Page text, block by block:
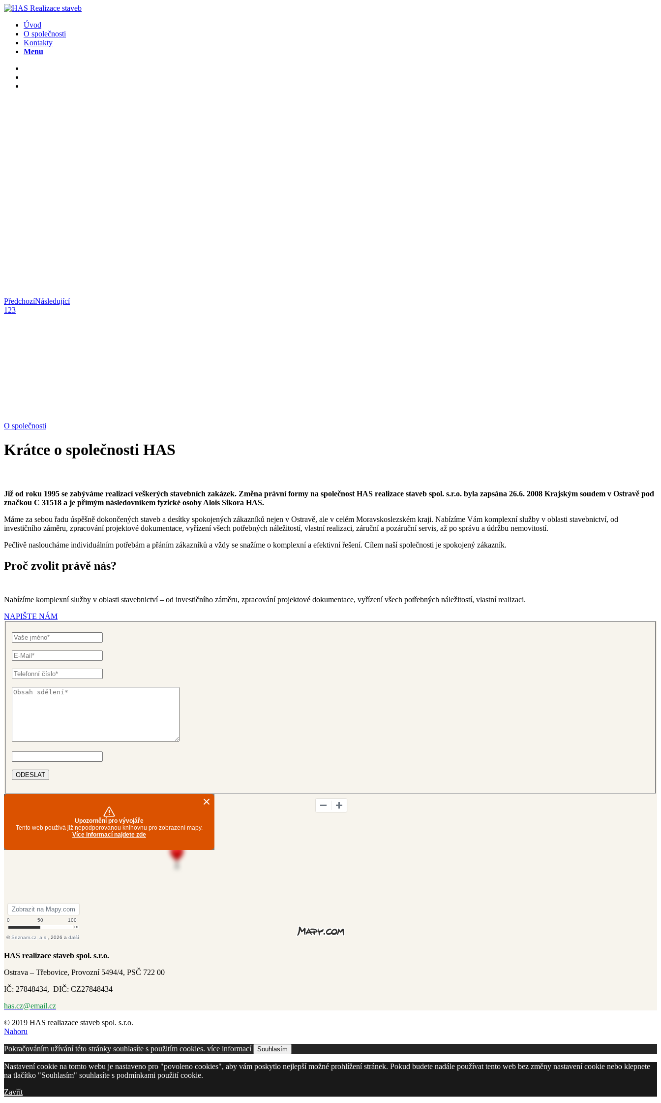
Úvod
O společnosti
Kontakty
Menu
PředchozíNásledující
1 23
O společnosti
Krátce o společnosti HAS
Již od roku 1995 se zabýváme realizací veškerých stavebních zakázek. Změna právní formy na společnost HAS realizace staveb spol. s.r.o. byla zapsána 26.6. 2008 Krajským soudem v Ostravě pod
značkou C 31518 a je přímým následovníkem fyzické osoby Alois Sikora HAS.
Máme za sebou řadu úspěšně dokončených staveb a desítky spokojených zákazníků nejen v Ostravě, ale v celém Moravskoslezském kraji. Nabízíme Vám komplexní služby v oblasti stavebnictví, od
investičního záměru, zpracování projektové dokumentace, vyřízení všech potřebných náležitostí, vlastní realizaci, záruční a pozáruční servis, až po správu a údržbu nemovitostí.
Pečlivě nasloucháme individuálním potřebám a přáním zákazníků a vždy se snažíme o komplexní a efektivní řešení. Cílem naší společnosti je spokojený zákazník.
Proč zvolit právě nás?
Nabízíme komplexní služby v oblasti stavebnictví – od investičního záměru, zpracování projektové dokumentace, vyřízení všech potřebných náležitostí, vlastní realizaci.
NAPIŠTE NÁM
HAS realizace staveb spol. s.r.o.
Ostrava – Třebovice, Provozní 5494/4, PSČ 722 00
IČ: 27848434, DIČ: CZ27848434
has.cz@email.cz
© 2019 HAS realiazace staveb spol. s.r.o.
Nahoru
Pokračováním užívání této stránky souhlasíte s použitím cookies. více informací Souhlasím
Nastavení cookie na tomto webu je nastaveno pro "povoleno cookies", aby vám poskytlo nejlepší možné prohlížení stránek. Pokud budete nadále používat tento web bez změny nastavení cookie nebo klepnete
na tlačítko "Souhlasím" souhlasíte s podmínkami použití cookie.
Zavřít